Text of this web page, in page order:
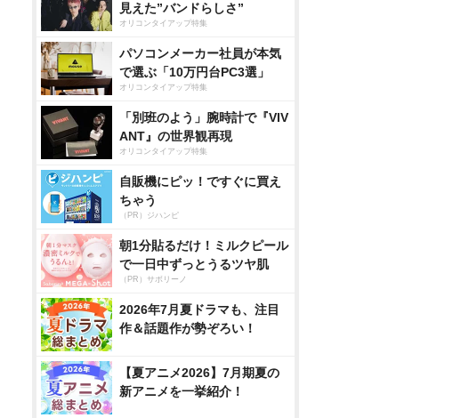
見えた”バンドらしさ”
オリコンタイアップ特集
パソコンメーカー社員が本気
で選ぶ「10万円台PC3選」
オリコンタイアップ特集
「別班のよう」腕時計で『VIV
ANT』の世界観再現
オリコンタイアップ特集
自販機にピッ！ですぐに買え
ちゃう
（PR）ジハンピ
朝1分貼るだけ！ミルクピール
で一日中ずっとうるツヤ肌
（PR）サボリーノ
2026年7月夏ドラマも、注目
作＆話題作が勢ぞろい！
【夏アニメ2026】7月期夏の
新アニメを一挙紹介！